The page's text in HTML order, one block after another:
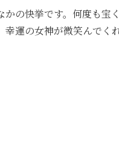
の快挙です。何度も宝
運の女神が微笑んでく